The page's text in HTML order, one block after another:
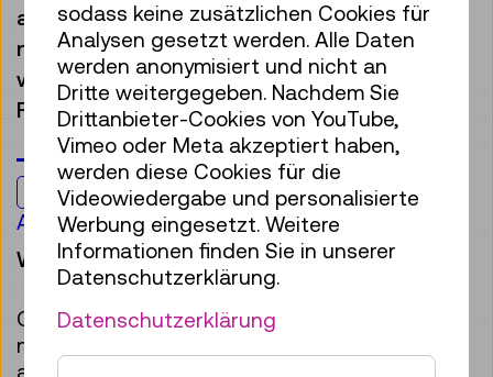
aus Elektronik statt gefährlichem Schrott
nachhaltige, hilfreiche neue Erfindungen
werden könnten. Du bist dabei selbst
Forscherin oder Forscher!
Für alle
Ab 14 Jahren
Workshop
Gemeinsam malen wir uns aus, wie fair und
nachhaltig hergestellte Technologien
aussehen könnten. Vielleicht bestehen sie
sodass keine zusätzlichen Cookies für
Analysen gesetzt werden. Alle Daten
werden anonymisiert und nicht an
Dritte weitergegeben. Nachdem Sie
Drittanbieter-Cookies von YouTube,
Vimeo oder Meta akzeptiert haben,
werden diese Cookies für die
Videowiedergabe und personalisierte
Werbung eingesetzt. Weitere
Informationen finden Sie in unserer
Datenschutzerklärung.
Datenschutzerklärung